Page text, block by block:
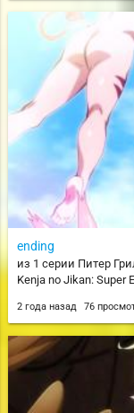
ending
из 1 серии Питер
Kenja no Jikan: Super
2 года назад 76